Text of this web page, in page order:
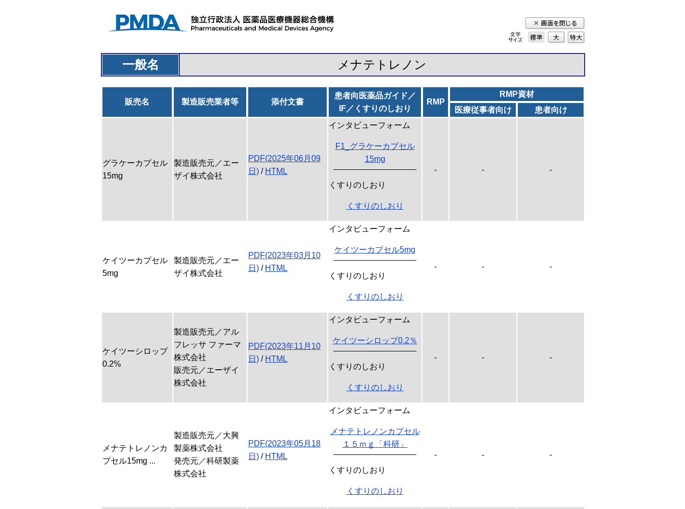
標準 大
特
大
一般名 メナテトレノン
販売名 製造販売業者等 添付文書
患者向医薬品ガイド／
IF／くすりのしおり
RMP
RMP資材
医療従事者向け
患者向け
グラケーカプセル
15mg
製造販売元／エー
ザイ株式会社
PDF(2025年06月09
日) / HTML
インタビューフォーム
F1_グラケーカプセル
15mg
くすりのしおり
くすりのしおり
- - -
ケイツーカプセル
5mg
製造販売元／エー
ザイ株式会社
PDF(2023年03月10
日) / HTML
インタビューフォーム
ケイツーカプセル5mg
くすりのしおり
くすりのしおり
- - -
ケイツーシロップ
0.2%
製造販売元／アル
フレッサ ファーマ
株式会社
販売元／エーザイ
株式会社
PDF(2023年11月10
日) / HTML
インタビューフォーム
ケイツーシロップ0.2％
くすりのしおり
くすりのしおり
- - -
メナテトレノンカ
プセル15mg ...
製造販売元／大興
製薬株式会社
発売元／科研製薬
株式会社
PDF(2023年05月18
日) / HTML
インタビューフォーム
メナテトレノンカプセル
１５ｍｇ「科研」
くすりのしおり
くすりのしおり
- - -